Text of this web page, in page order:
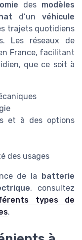
des modèles
d’unvéhicule
trajets quotidiens
Les réseaux de
France, facilitant
que ce soit à
et à des options
des usages
de la batterie
, consultez
types de
.